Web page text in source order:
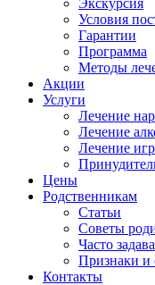
Экскурсия
Условия
Гарантии
Программа
Методы
Акции
Услуги
Лечение
Лечение
Лечение
Цены
Родственникам
Статьи
Советы
Часто
Признаки и
Контакты